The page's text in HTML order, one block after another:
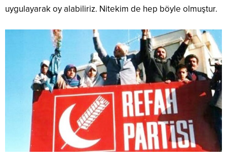
uygulayarak oy alabiliriz. Nitekim de hep böyle olmuştur.